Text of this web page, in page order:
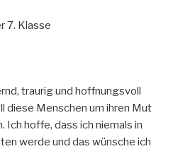
7. Klasse
traurig und hoffnungsvoll
diese Menschen um ihren Mut
Ich hoffe, dass ich niemals in
werde und das wünsche ich